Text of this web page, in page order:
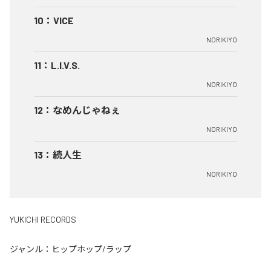
10 ： VICE
NORIKIYO
11 ： L.I.V.S.
NORIKIYO
12 ： なめんじゃねぇ
NORIKIYO
13 ： 続人生
NORIKIYO
YUKICHI RECORDS
ジャンル： ヒップホップ/ラップ